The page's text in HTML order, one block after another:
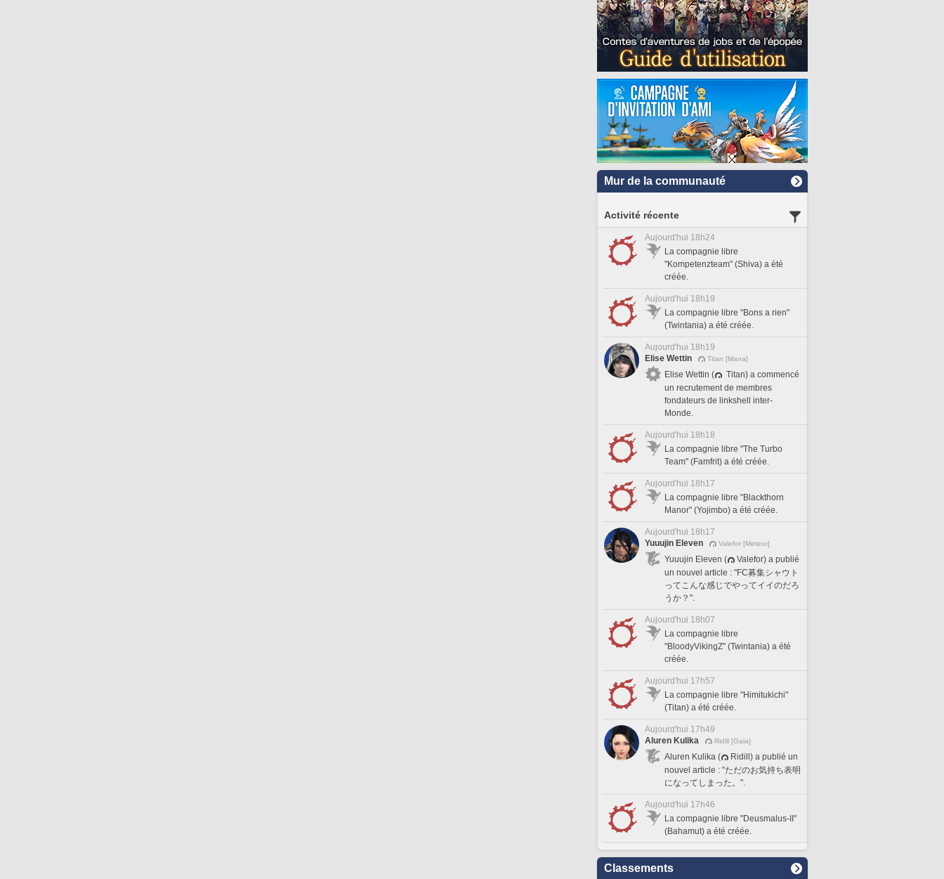
Mur de la communauté
Activité récente
Aujourd'hui 18h24
La compagnie libre
"Kompetenzteam" (Shiva) a été
créée.
Aujourd'hui 18h19
La compagnie libre "Bons a rien"
(Twintania) a été créée.
Aujourd'hui 18h19
Elise Wettin
Titan [Mana]
Elise Wettin (
Titan) a commencé
un recrutement de membres
fondateurs de linkshell inter-
Monde.
Aujourd'hui 18h18
La compagnie libre "The Turbo
Team" (Famfrit) a été créée.
Aujourd'hui 18h17
La compagnie libre "Blackthorn
Manor" (Yojimbo) a été créée.
Aujourd'hui 18h17
Yuuujin Eleven
Valefor [Meteor]
Yuuujin Eleven (
Valefor) a publié
un nouvel article : "FC募集シャウト
ってこんな感じでやってイイのだろ
うか？".
Aujourd'hui 18h07
La compagnie libre
"BloodyVikingZ" (Twintania) a été
créée.
Aujourd'hui 17h57
La compagnie libre "Himitukichi"
(Titan) a été créée.
Aujourd'hui 17h49
Aluren Kulika
Ridill [Gaia]
Aluren Kulika (
Ridill) a publié un
nouvel article : "ただのお気持ち表明
になってしまった。".
Aujourd'hui 17h46
La compagnie libre "Deusmalus-II"
(Bahamut) a été créée.
Classements